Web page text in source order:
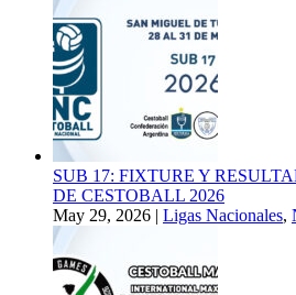
SUB 17: FIXTURE Y
DE CESTOBALL 2026
May 29, 2026 | Ligas Nacionales,